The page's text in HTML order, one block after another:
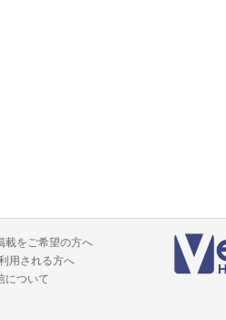
載をご希望の方へ
用される方へ
について